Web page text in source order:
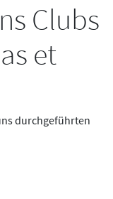
Clubs
et
durchgeführten